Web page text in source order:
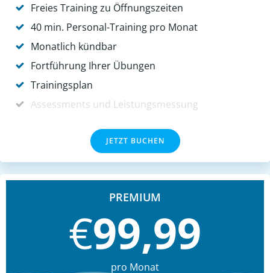
Freies Training zu Öffnungszeiten
40 min. Personal-Training pro Monat
Monatlich kündbar
Fortführung Ihrer Übungen
Trainingsplan
Assessments und Leistungsmessung
JETZT BUCHEN
PREMIUM
€99,99
pro Monat